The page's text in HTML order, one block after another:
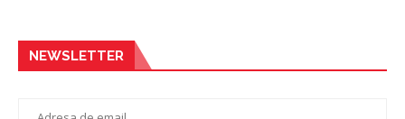
NEWSLETTER